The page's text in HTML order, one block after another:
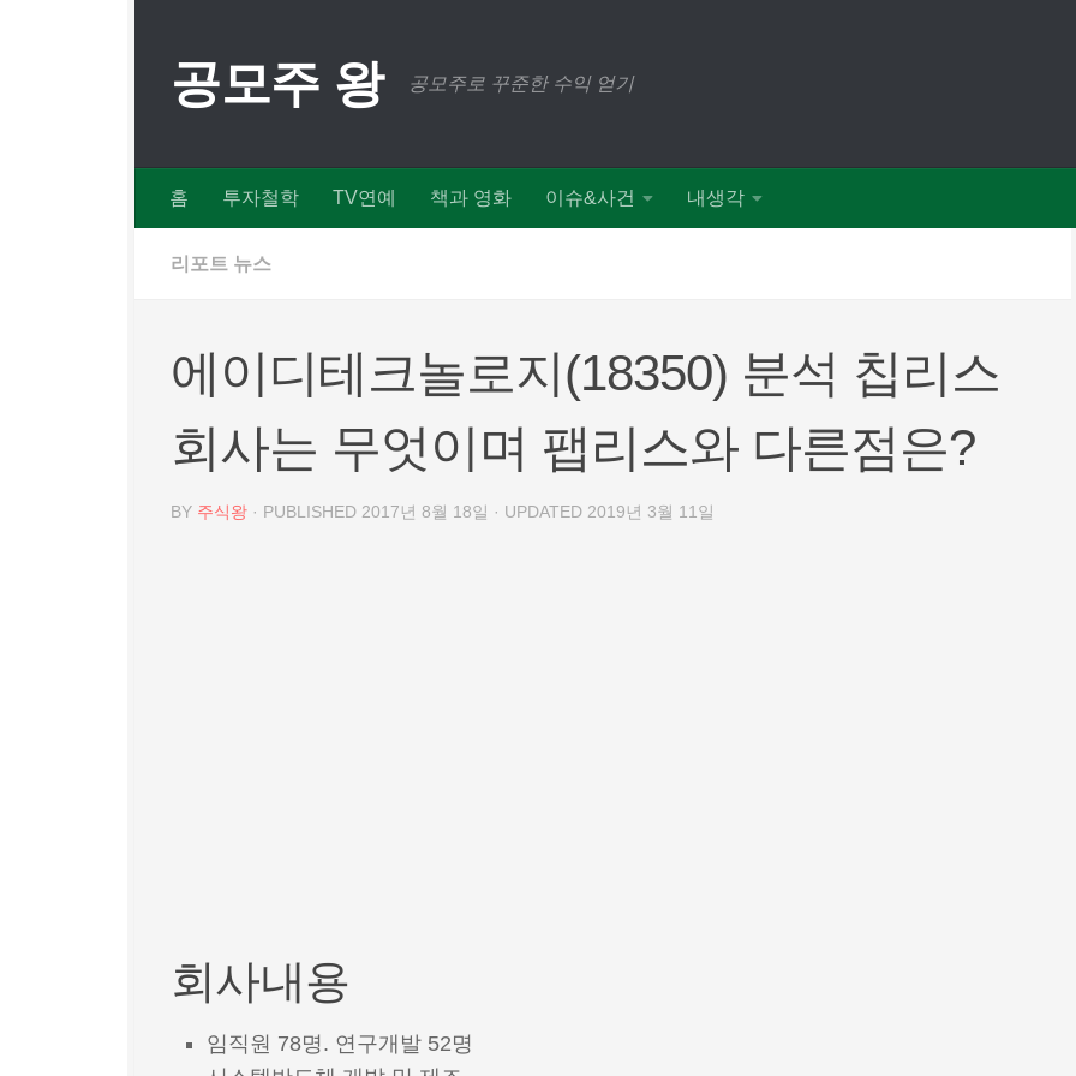
공모주 왕 공모주로 꾸준한 수익 얻기
홈 투자철학 TV연예 책과 영화 이슈&사건 내생각
리포트 뉴스
에이디테크놀로지(18350) 분석 칩리스
회사는 무엇이며 팹리스와 다른점은?
BY 주식왕 · PUBLISHED 2017년 8월 18일 · UPDATED 2019년 3월 11일
회사내용
임직원 78명. 연구개발 52명